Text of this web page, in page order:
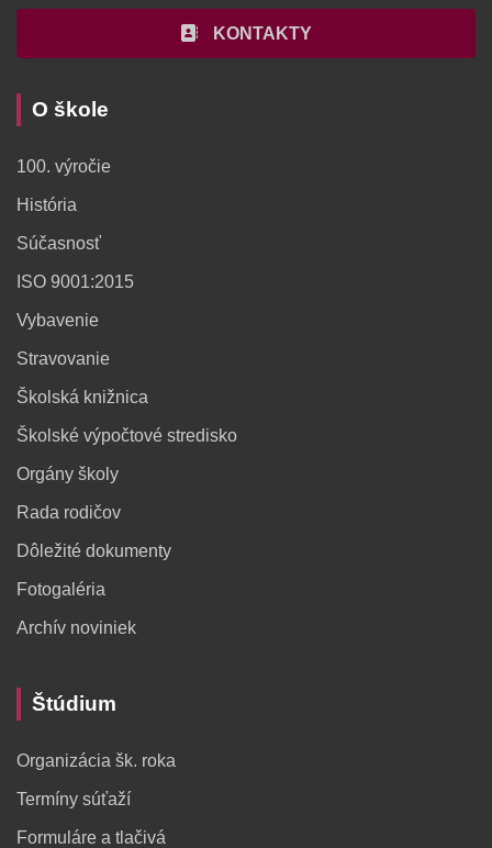
KONTAKTY
O škole
100. výročie
História
Súčasnosť
ISO 9001:2015
Vybavenie
Stravovanie
Školská knižnica
Školské výpočtové stredisko
Orgány školy
Rada rodičov
Dôležité dokumenty
Fotogaléria
Archív noviniek
Štúdium
Organizácia šk. roka
Termíny súťaží
Formuláre a tlačivá